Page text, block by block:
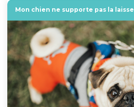
Mon chien ne supporte pas la laisse